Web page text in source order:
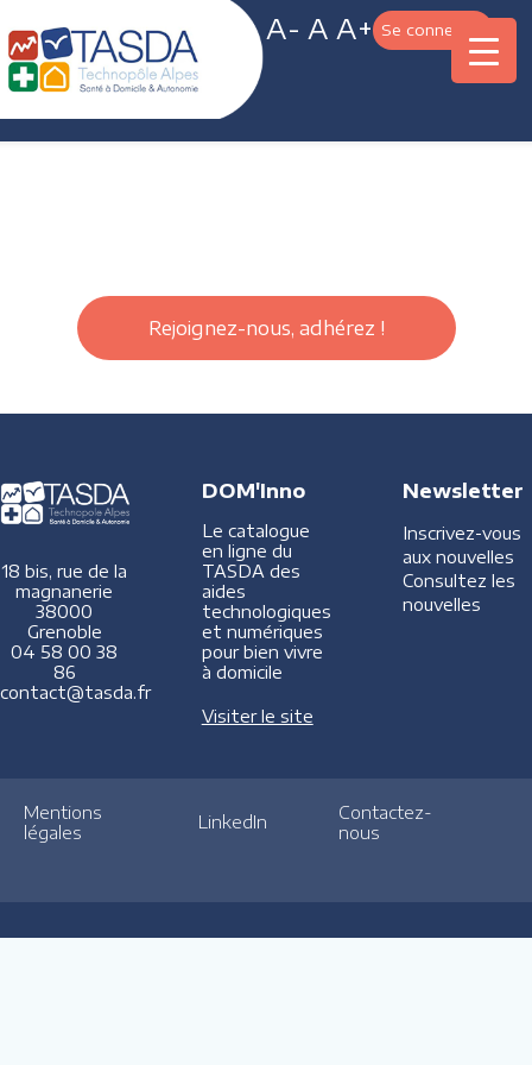
A- A A+ Se connecter
Rejoignez-nous, adhérez !
18 bis, rue de la
magnanerie
38000
Grenoble
04 58 00 38
86
contact@tasda.fr
DOM'Inno
Le catalogue
en ligne du
TASDA des
aides
technologiques
et numériques
pour bien vivre
à domicile
Visiter le site
Newsletter
Inscrivez-vous
aux nouvelles
Consultez les
nouvelles
Mentions
légales
LinkedIn
Contactez-
nous